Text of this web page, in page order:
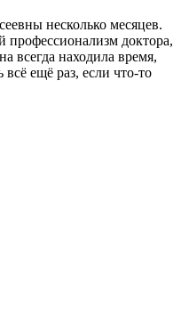
несколько месяцев.
профессионализм доктора,
всегда находила время,
ещё раз, если что‑то